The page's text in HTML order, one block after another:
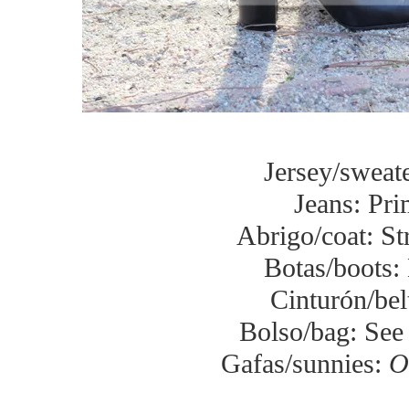
Jersey/
Jeans:
Abrigo/coat:
Botas/
Cinturón/
Bolso/bag:
Gafas/sunnies: